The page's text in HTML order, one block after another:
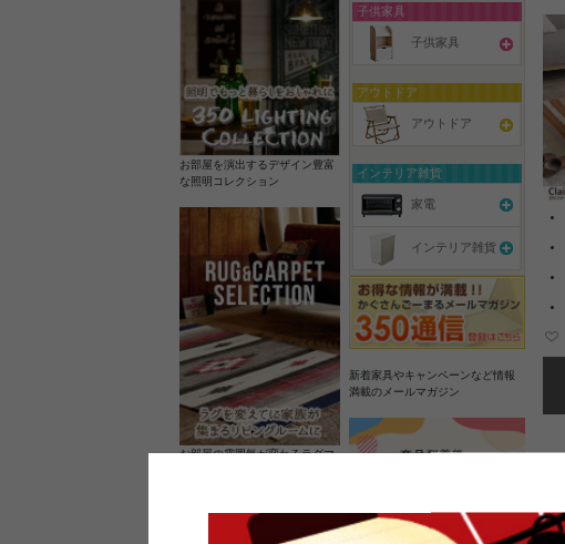
お部屋を演出するデザイン豊富
な照明コレクション
お部屋の雰囲気が変わるラグマ
子供家具
子供家具
アウトドア
アウトドア
インテリア雑貨
家電
インテリア雑貨
新着家具やキャンペーンなど情報
満載のメールマガジン